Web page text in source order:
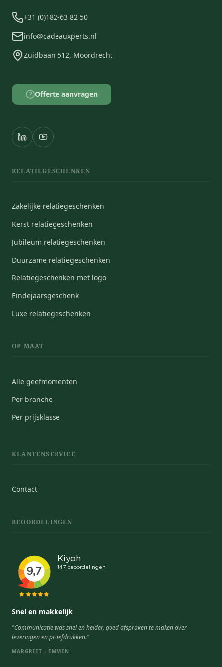
+31 (0)182-63 82 50
info@cadeauxperts.nl
Zuidbaan 512, Moordrecht
? Offerte aanvragen
RELATIEGESCHENKEN
Zakelijke relatiegeschenken
Kerst relatiegeschenken
Jubileum relatiegeschenken
Duurzame relatiegeschenken
Relatiegeschenken met logo
Eindejaarsgeschenk
Luxe relatiegeschenken
OP MAAT
Alle geefmomenten
Per branche
Per prijsklasse
KLANTENSERVICE
Contact
BEOORDELINGEN
Snel en makkelijk
"Communicatie was snel en helder, goed afspraken te maken over
leveringen en proefdrukken."
MARGRIET - EMMEN